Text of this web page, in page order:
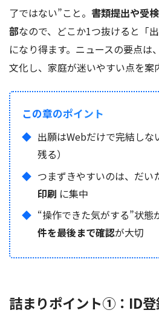
了ではない”こと。 書類提出や受
部なので、どこか1つ抜けると「
になり得ます。ニュースの要点は
文化し、家庭が迷いやすい点を案
この章のポイント
出願はWebだけで完結しな
残る）
つまずきやすいのは、だい
印刷 に集中
“操作できた気がする”状態
件を最後まで確認が大切
詰まりポイント①：ID